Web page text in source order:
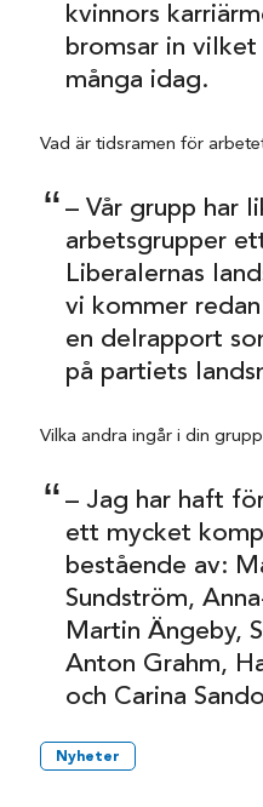
kvinnors
bromsar in
många idag.
Vad är tidsramen för
– Vår grupp har
arbetsgrupper
Liberalernas
vi kommer
en delrapport
på partiets
Vilka andra ingår i din
– Jag har haft
ett mycket
bestående av:
Sundström,
Martin Ängeby,
Anton Grahm,
och Carina
Nyheter